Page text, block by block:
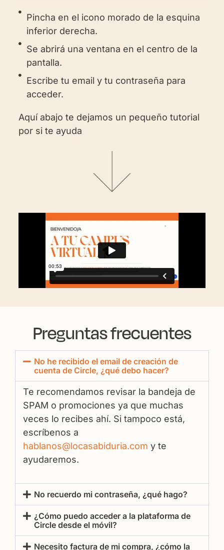
Pincha en el icono morado de la esquina
inferior derecha.
Se abrirá una ventana en el centro de la
pantalla.
Escribe tu email y tu contraseña para
acceder.
Aquí abajo te dejamos un pequeño tutorial
por si te ayuda
Preguntas frecuentes
No he recibido el email de creación de
cuenta de Circle, ¿qué debo hacer?
Te recomendamos revisar la bandeja de
SPAM o promociones ya que muchas
veces lo recibes ahí. Si tampoco está,
escríbenos a
hablanos@locasabiduria.com y te
ayudaremos.
No recuerdo mi contraseña, ¿qué hago?
¿Cómo puedo acceder a la plataforma de
Circle desde el móvil?
Necesito factura de mi compra, ¿cómo la